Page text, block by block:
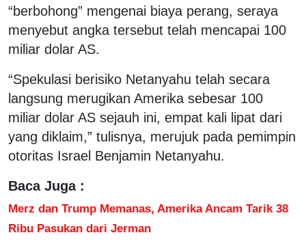
“berbohong” mengenai biaya perang, seraya
menyebut angka tersebut telah mencapai 100
miliar dolar AS.
“Spekulasi berisiko Netanyahu telah secara
langsung merugikan Amerika sebesar 100
miliar dolar AS sejauh ini, empat kali lipat dari
yang diklaim,” tulisnya, merujuk pada pemimpin
otoritas Israel Benjamin Netanyahu.
Baca Juga :
Merz dan Trump Memanas, Amerika Ancam Tarik 38
Ribu Pasukan dari Jerman